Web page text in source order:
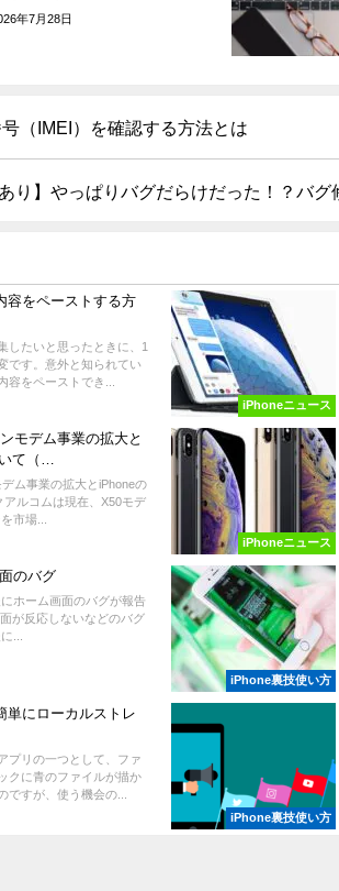
年7月28日
（IMEI）を確認する方法とは
あり】やっぱりバグだらけだった！？バ
容をペーストする方
したいと思ったときに、1
です。意外と知られてい
容をペーストでき...
iPhoneニュース
モデム事業の拡大と
て（…
ム事業の拡大とiPhoneの
ルコムは現在、X50モデ
市場...
iPhoneニュース
のバグ
ホーム画面のバグが報告
が反応しないなどのバグ
...
iPhone裏技使い方
単にローカルストレ
プリの一つとして、ファ
クに青のファイルが描か
ですが、使う機会の...
iPhone裏技使い方